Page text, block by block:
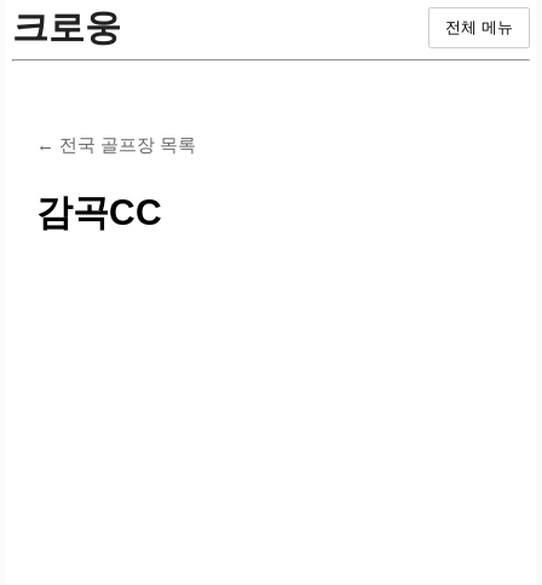
크로웅 전체 메뉴
← 전국 골프장 목록
감곡CC